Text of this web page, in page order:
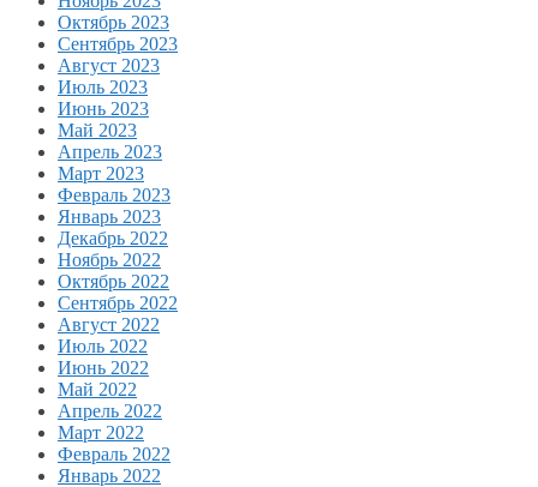
Октябрь 2023
Сентябрь 2023
Август 2023
Июль 2023
Июнь 2023
Май 2023
Апрель 2023
Март 2023
Февраль 2023
Январь 2023
Декабрь 2022
Ноябрь 2022
Октябрь 2022
Сентябрь 2022
Август 2022
Июль 2022
Июнь 2022
Май 2022
Апрель 2022
Март 2022
Февраль 2022
Январь 2022